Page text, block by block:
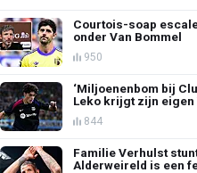
Courtois-soap
onder Van Bommel
950
‘Miljoenenbom bij
Leko krijgt zijn eigen
844
Familie Verhulst
Alderweireld is een